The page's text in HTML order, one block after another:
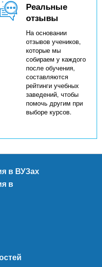
Реальные
отзывы
На основании
отзывов учеников,
которые мы
собираем у каждого
после обучения,
составляются
рейтинги учебных
заведений, чтобы
помочь другим при
выборе курсов.
в ВУЗах
в